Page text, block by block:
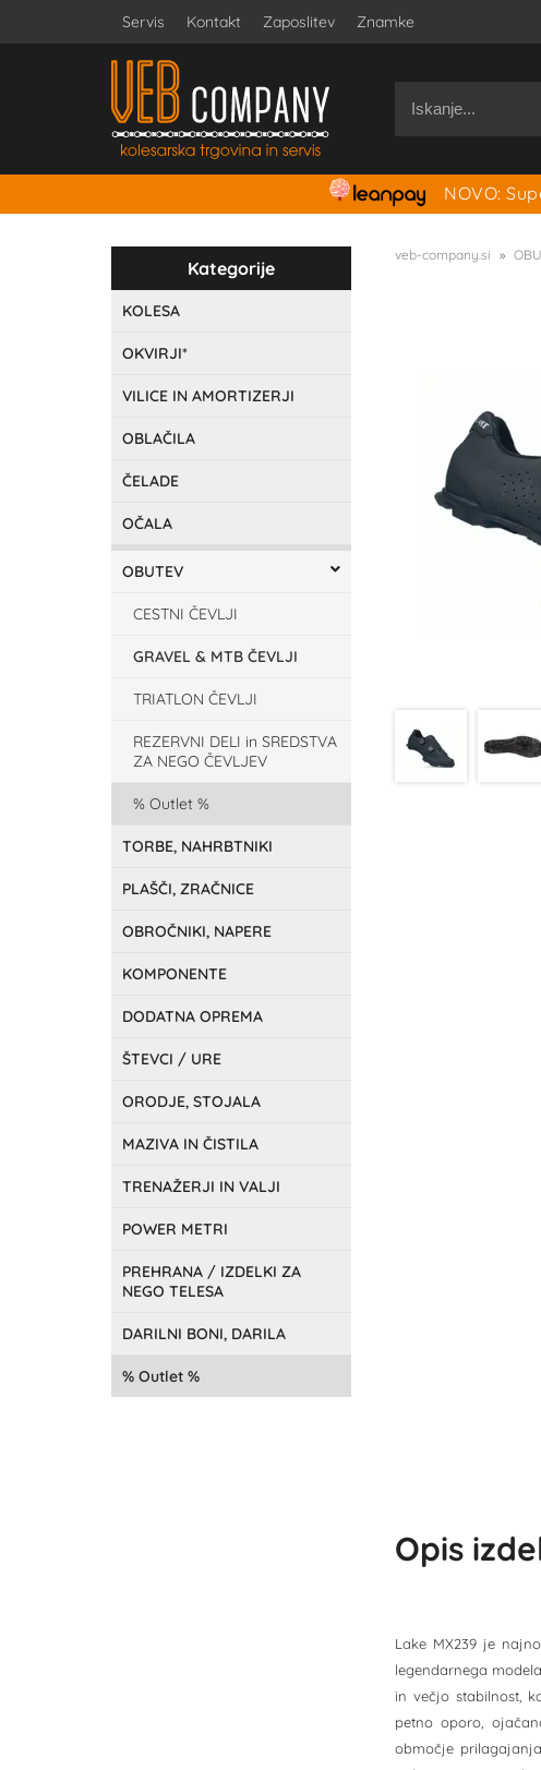
Servis Kontakt Zaposlitev Znamke
NOVO:
Kategorije
KOLESA
OKVIRJI*
VILICE IN AMORTIZERJI
OBLAČILA
ČELADE
OČALA
OBUTEV
CESTNI ČEVLJI
GRAVEL & MTB ČEVLJI
TRIATLON ČEVLJI
REZERVNI DELI in SREDSTVA
ZA NEGO ČEVLJEV
Outlet
TORBE, NAHRBTNIKI
PLAŠČI, ZRAČNICE
OBROČNIKI, NAPERE
KOMPONENTE
DODATNA OPREMA
ŠTEVCI / URE
ORODJE, STOJALA
MAZIVA IN ČISTILA
TRENAŽERJI IN VALJI
POWER METRI
PREHRANA / IZDELKI ZA
NEGO TELESA
DARILNI BONI, DARILA
Outlet
veb-company.si
Opis
Lake MX239 je
legendarnega
in večjo stabilnost,
petno oporo,
območje